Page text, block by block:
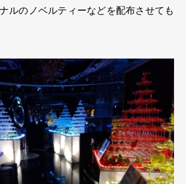
ルのノベルティーなどを配布させても